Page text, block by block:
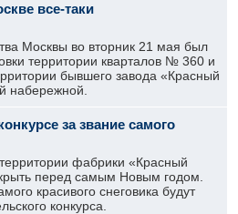
все-таки
Москвы во вторник 21 мая был
территории кварталов № 360 и
бывшего завода «Красный
набережной.
за звание самого
фабрики «Красный
перед самым Новым годом.
красивого снеговика будут
конкурса.